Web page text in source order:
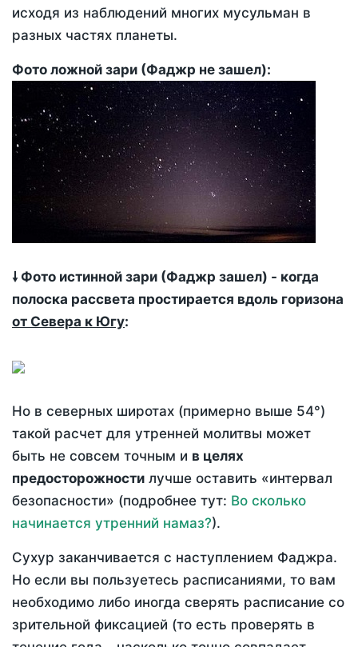
исходя из наблюдений многих мусульман в
разных частях планеты.
Фото ложной зари (Фаджр не зашел):
🠗 Фото истинной зари (Фаджр зашел) - когда
полоска рассвета простирается вдоль горизона
от Севера к Югу:
Но в северных широтах (примерно выше 54°)
такой расчет для утренней молитвы может
быть не совсем точным и в целях
предосторожности лучше оставить «интервал
безопасности» (подробнее тут: Во сколько
начинается утренний намаз?).
Сухур заканчивается с наступлением Фаджра.
Но если вы пользуетесь расписаниями, то вам
необходимо либо иногда сверять расписание со
зрительной фиксацией (то есть проверять в